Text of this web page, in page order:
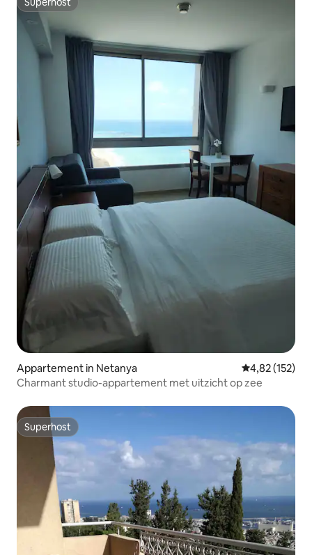
Superhost
Appartement in Netanya Gemiddelde
4,82 (152)
Charmant studio-appartement met uitzicht op zee
Superhost
Superhost